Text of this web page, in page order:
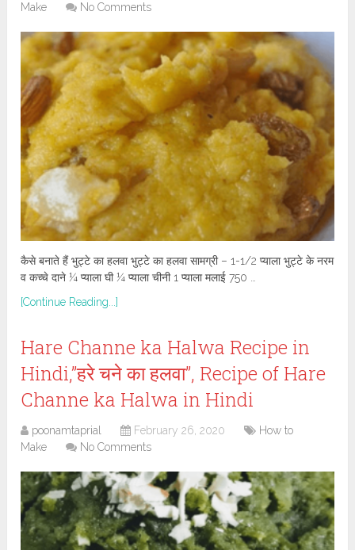
Make
No Comments
कैसे बनाते हैं भुट्टे का हलवा भुट्टे का हलवा सामग्री – 1-1/2 प्याला भुट्टे के नरम
व कच्चे दाने ¼ प्याला घी ¼ प्याला चीनी 1 प्याला मलाई 750 …
[Continue Reading...]
Hare Channe ka Halwa Recipe in
Hindi,”हरे चने का हलवा”, Recipe of Hare
Channe ka Halwa in Hindi
poonamtaprial February 26, 2020
How to
Make
No Comments